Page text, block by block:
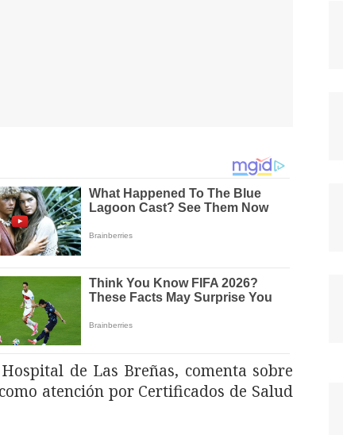
de Las Breñas, comenta sobre
atención por Certificados de Salud